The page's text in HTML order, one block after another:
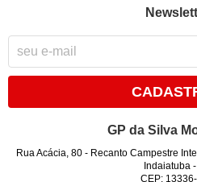
GP da Silva
Rua Acácia, 80 - Recanto Campestre
Indaiatuba-
CEP: